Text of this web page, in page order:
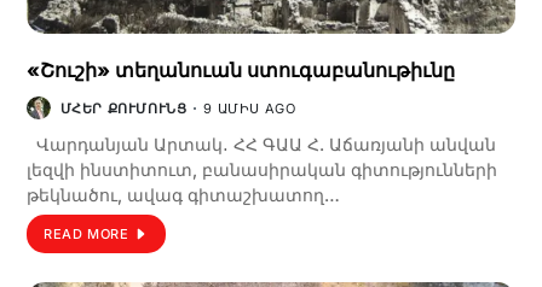
«Շուշի» տեղանուան ստուգաբանութիւնը
ՄՀԵՐ ՔՈՒՄՈՒՆՑ 9 ԱՄԻՍ AGO
Վարդանյան Արտակ․ ՀՀ ԳԱԱ Հ. Աճառյանի անվան
լեզվի ինստիտուտ, բանասիրական գիտությունների
թեկնածու, ավագ գիտաշխատող…
READ MORE